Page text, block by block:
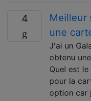
4
Meilleur
une
J'ai un
obtenu
Quel est
pour la
option car